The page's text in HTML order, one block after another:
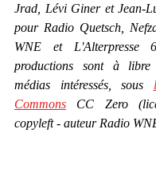
Jrad, Lévi Giner et Jean-
pour Radio Quetsch,
WNE et L'Alterpresse
productions sont à libre
médias intéressés, sous
Commons CC Zero
copyleft - auteur Radio